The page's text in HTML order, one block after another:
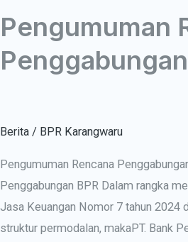
Pengumuman
Berita / BPR Karangwaru
Pengumuman Rencana
Penggabungan BPR Dalam rangka
Jasa Keuangan Nomor 7 tahun 2024
struktur permodalan, makaPT. Bank